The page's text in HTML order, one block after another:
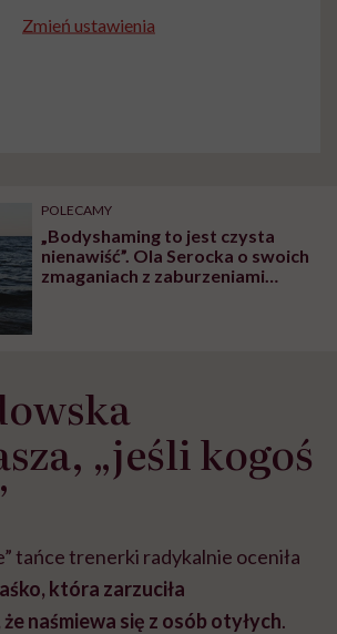
Zmień ustawienia
POLECAMY
„Bodyshaming to jest czysta
nienawiść”. Ola Serocka o swoich
zmaganiach z zaburzeniami
„jeśli kogoś
tańce trenerki radykalnie oceniła
która zarzuciła
naśmiewa się z osób otyłych.